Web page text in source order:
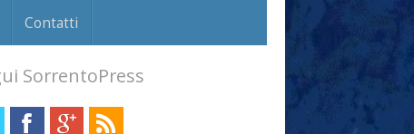
Contatti
SorrentoPress